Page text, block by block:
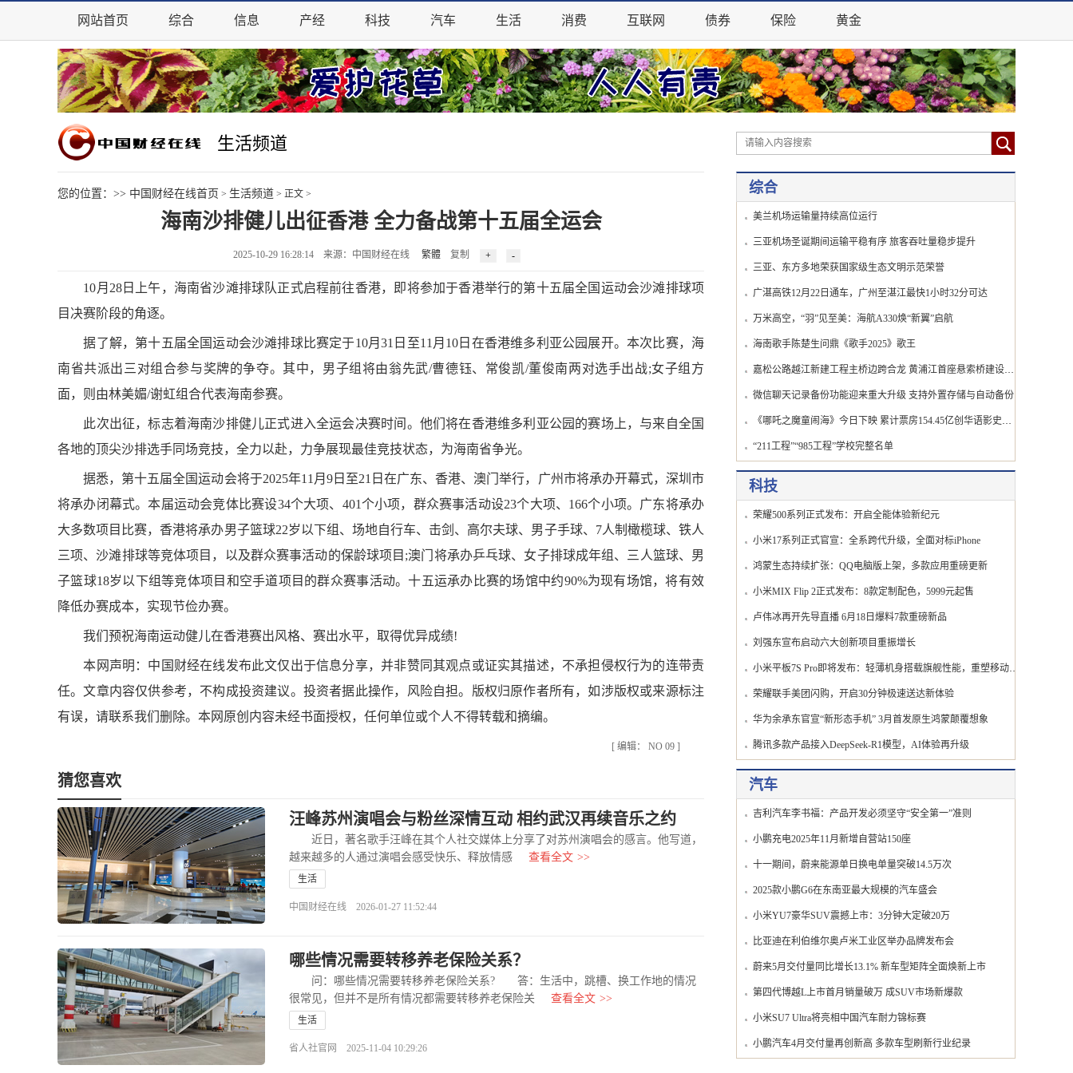
网站首页 综合 信息 产经 科技 汽车 生活 消费 互联网 债券 保险 黄金
生活频道
您的位置：>> 中国财经在线首页 > 生活频道 > 正文 >
海南沙排健儿出征香港 全力备战第十五届全运会
2025-10-29 16:28:14 来源：中国财经在线 繁體 复制
10月28日上午，海南省沙滩排球队正式启程前往香港，即将参加于香港举行的第十五届全国运动会沙滩排球项
目决赛阶段的角逐。
据了解，第十五届全国运动会沙滩排球比赛定于10月31日至11月10日在香港维多利亚公园展开。本次比赛，海
南省共派出三对组合参与奖牌的争夺。其中，男子组将由翁先武/曹德钰、常俊凯/董俊南两对选手出战;女子组方
面，则由林美媚/谢虹组合代表海南参赛。
此次出征，标志着海南沙排健儿正式进入全运会决赛时间。他们将在香港维多利亚公园的赛场上，与来自全国
各地的顶尖沙排选手同场竞技，全力以赴，力争展现最佳竞技状态，为海南省争光。
据悉，第十五届全国运动会将于2025年11月9日至21日在广东、香港、澳门举行，广州市将承办开幕式，深圳市
将承办闭幕式。本届运动会竞体比赛设34个大项、401个小项，群众赛事活动设23个大项、166个小项。广东将承办
大多数项目比赛，香港将承办男子篮球22岁以下组、场地自行车、击剑、高尔夫球、男子手球、7人制橄榄球、铁人
三项、沙滩排球等竞体项目，以及群众赛事活动的保龄球项目;澳门将承办乒乓球、女子排球成年组、三人篮球、男
子篮球18岁以下组等竞体项目和空手道项目的群众赛事活动。十五运承办比赛的场馆中约90%为现有场馆，将有效
降低办赛成本，实现节俭办赛。
我们预祝海南运动健儿在香港赛出风格、赛出水平，取得优异成绩!
本网声明：中国财经在线发布此文仅出于信息分享，并非赞同其观点或证实其描述，不承担侵权行为的连带责
任。文章内容仅供参考，不构成投资建议。投资者据此操作，风险自担。版权归原作者所有，如涉版权或来源标注
有误，请联系我们删除。本网原创内容未经书面授权，任何单位或个人不得转载和摘编。
[ 编辑： NO 09 ]
猜您喜欢
汪峰苏州演唱会与粉丝深情互动 相约武汉再续音乐之约
近日，著名歌手汪峰在其个人社交媒体上分享了对苏州演唱会的感言。他写道，
越来越多的人通过演唱会感受快乐、释放情感
查看全文 >>
生活
中国财经在线 2026-01-27 11:52:44
哪些情况需要转移养老保险关系？
问：哪些情况需要转移养老保险关系? 答：生活中，跳槽、换工作地的情况
很常见，但并不是所有情况都需要转移养老保险关
查看全文 >>
生活
省人社官网 2025-11-04 10:29:26
综合
美兰机场运输量持续高位运行
三亚机场圣诞期间运输平稳有序 旅客吞吐量稳步提升
三亚、东方多地荣获国家级生态文明示范荣誉
广湛高铁12月22日通车，广州至湛江最快1小时32分可达
万米高空，“羽”见至美：海航A330焕“新翼”启航
海南歌手陈楚生问鼎《歌手2025》歌王
嘉松公路越江新建工程主桥边跨合龙 黄浦江首座悬索桥建设取得关键突破
微信聊天记录备份功能迎来重大升级 支持外置存储与自动备份
《哪吒之魔童闹海》今日下映 累计票房154.45亿创华语影史新纪录
“211工程”“985工程”学校完整名单
科技
荣耀500系列正式发布：开启全能体验新纪元
小米17系列正式官宣：全系跨代升级，全面对标iPhone
鸿蒙生态持续扩张：QQ电脑版上架，多款应用重磅更新
小米MIX Flip 2正式发布：8款定制配色，5999元起售
卢伟冰再开先导直播 6月18日爆料7款重磅新品
刘强东宣布启动六大创新项目重振增长
小米平板7S Pro即将发布：轻薄机身搭载旗舰性能，重塑移动办公体验
荣耀联手美团闪购，开启30分钟极速送达新体验
华为余承东官宣“新形态手机” 3月首发原生鸿蒙颠覆想象
腾讯多款产品接入DeepSeek-R1模型，AI体验再升级
汽车
吉利汽车李书福：产品开发必须坚守“安全第一”准则
小鹏充电2025年11月新增自营站150座
十一期间，蔚来能源单日换电单量突破14.5万次
2025款小鹏G6在东南亚最大规模的汽车盛会
小米YU7豪华SUV震撼上市：3分钟大定破20万
比亚迪在利伯维尔奥卢米工业区举办品牌发布会
蔚来5月交付量同比增长13.1% 新车型矩阵全面焕新上市
第四代博越L上市首月销量破万 成SUV市场新爆款
小米SU7 Ultra将亮相中国汽车耐力锦标赛
小鹏汽车4月交付量再创新高 多款车型刷新行业纪录